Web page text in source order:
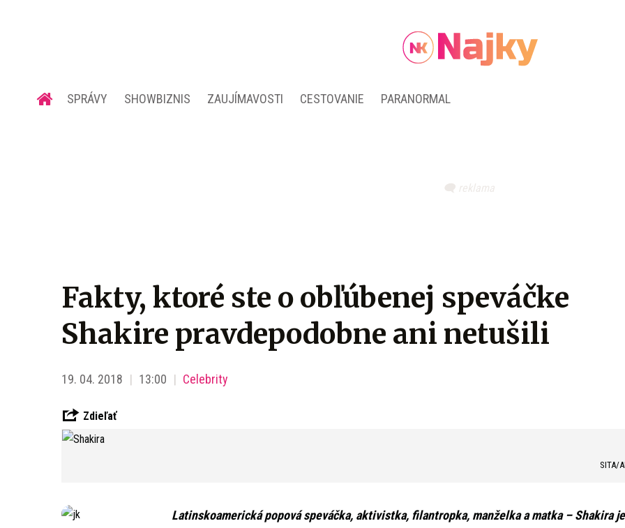
SPRÁVY SHOWBIZNIS ZAUJÍMAVOSTI CESTOVANIE PARANORMAL
Fakty, ktoré ste o obľúbenej speváčke
Shakire pravdepodobne ani netušili
19. 04. 2018 13:00 Celebrity
Zdieľať
SITA/
Latinskoamerická popová speváčka, aktivistka, filantropka, manželka a matka – Shakira je